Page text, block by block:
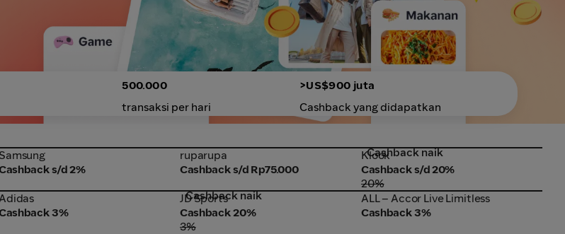
500.000
transaksi per hari
>US$900 juta
Cashback yang didapatkan
Samsung
Samsung
s/d 2%
ruparupa
ruparupa
Cashback s/d Rp75.000
Klook
Cashback naik
Klook
Cashback s/d 20%
20%
Adidas
3%
JD Sports
Cashback naik
JD Sports
Cashback 20%
3%
ALL – Accor Live Limitless
ALL – Accor Live Limitless
Cashback 3%